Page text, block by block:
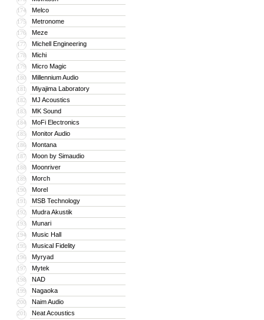
174 Melco
175 Metronome
176 Meze
177 Michell Engineering
178 Michi
179 Micro Magic
180 Millennium Audio
181 Miyajima Laboratory
182 MJ Acoustics
183 MK Sound
184 MoFi Electronics
185 Monitor Audio
186 Montana
187 Moon by Simaudio
188 Moonriver
189 Morch
190 Morel
191 MSB Technology
192 Mudra Akustik
193 Munari
194 Music Hall
195 Musical Fidelity
196 Myryad
197 Mytek
198 NAD
199 Nagaoka
200 Naim Audio
201 Neat Acoustics